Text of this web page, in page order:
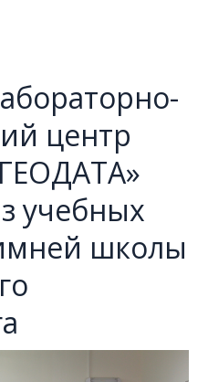
центр
учебных
школы